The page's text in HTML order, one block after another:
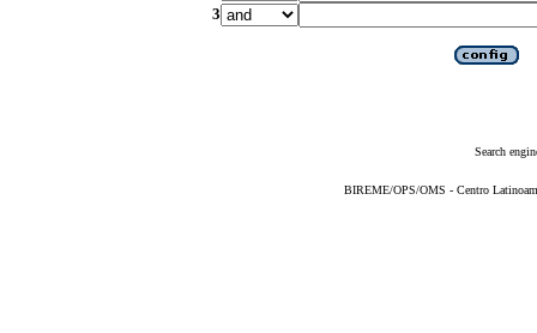
3
Search
BIREME/OPS/OMS - Centro